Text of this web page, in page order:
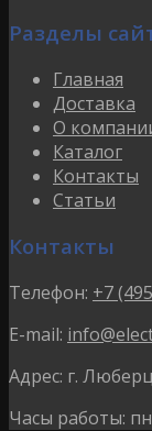
Разделы
Главная
Доставка
О
Каталог
Контакты
Статьи
Контакты
Телефон: +7
E-mail:
Адрес: г.
Часы работы: